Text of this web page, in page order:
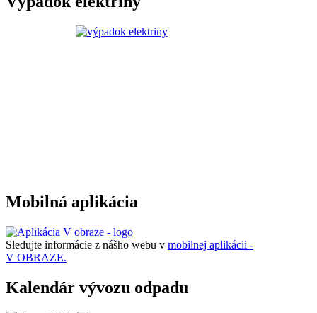
Mobilná aplikácia
Sledujte informácie z nášho webu v mobilnej aplikácii -
V OBRAZE.
Kalendár vývozu odpadu